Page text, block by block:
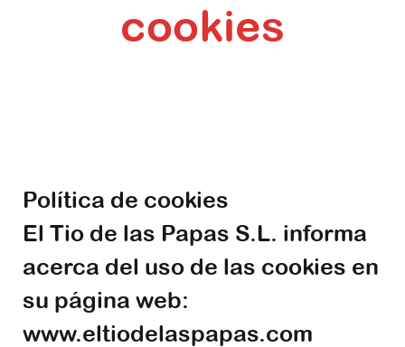
cookies
Política de cookies
El Tio de las Papas S.L. informa
acerca del uso de las cookies en
su página web:
www.eltiodelaspapas.com